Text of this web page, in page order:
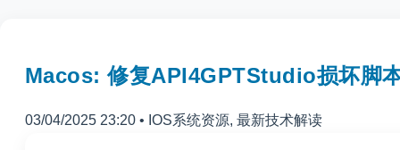
Macos: 修复API4GPTStudio损坏脚
03/04/2025 23:20 • IOS系统资源, 最新技术解读